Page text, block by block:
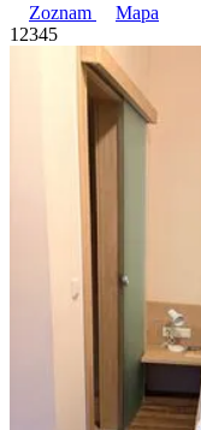
Zoznam
Mapa
1 2345